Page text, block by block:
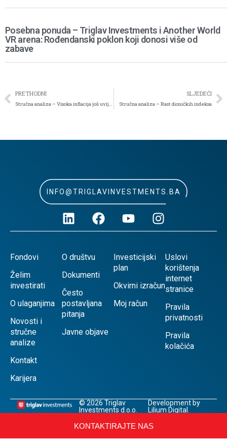
Posebna ponuda – Triglav Investments i Another World
VR arena: Rođendanski poklon koji donosi više od
zabave
PRETHODNI
Stručna analiza – Visoka inflacija još uvijek uzburkava duhove
SLJEDEĆI
Stručna analiza – Rast dioničkih indeksa
INFO@TRIGLAVINVESTMENTS.BA
Fondovi
Želim
investirati
O ulaganjima
Novosti i
stručne
analize
Kontakt
Karijera
O društvu
Dokumenti
Često
postavljana
pitanja
Javne objave
Investicijski
plan
Okvirni izračun
Moj račun
Uslovi
korištenja
internet
stranice
Pravila
privatnosti
Pravila
kolačića
© 2026 Triglav
Investments d.o.o.
Development by
Lilium Digital.
KONTAKTIRAJTE NAS